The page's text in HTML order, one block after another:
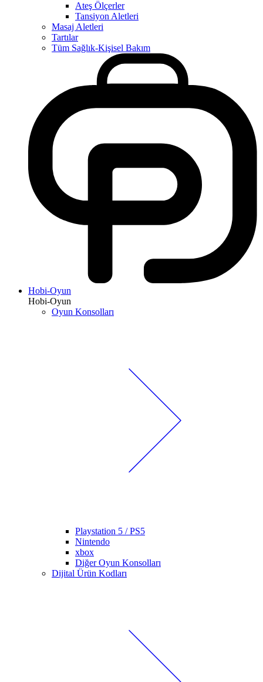
Ateş Ölçerler
Tansiyon Aletleri
Masaj Aletleri
Tartılar
Tüm Sağlık-Kişisel Bakım
Hobi-Oyun
Hobi-Oyun
Oyun Konsolları
Playstation 5 / PS5
Nintendo
xbox
Diğer Oyun Konsolları
Dijital Ürün Kodları